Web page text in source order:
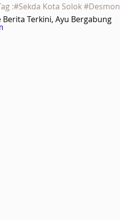
:#Sekda Kota Solok #Desmon
Terkini, Ayu Bergabung